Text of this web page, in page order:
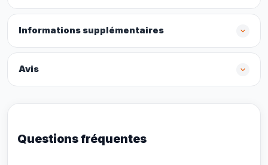
Informations supplémentaires
Avis
Questions fréquentes